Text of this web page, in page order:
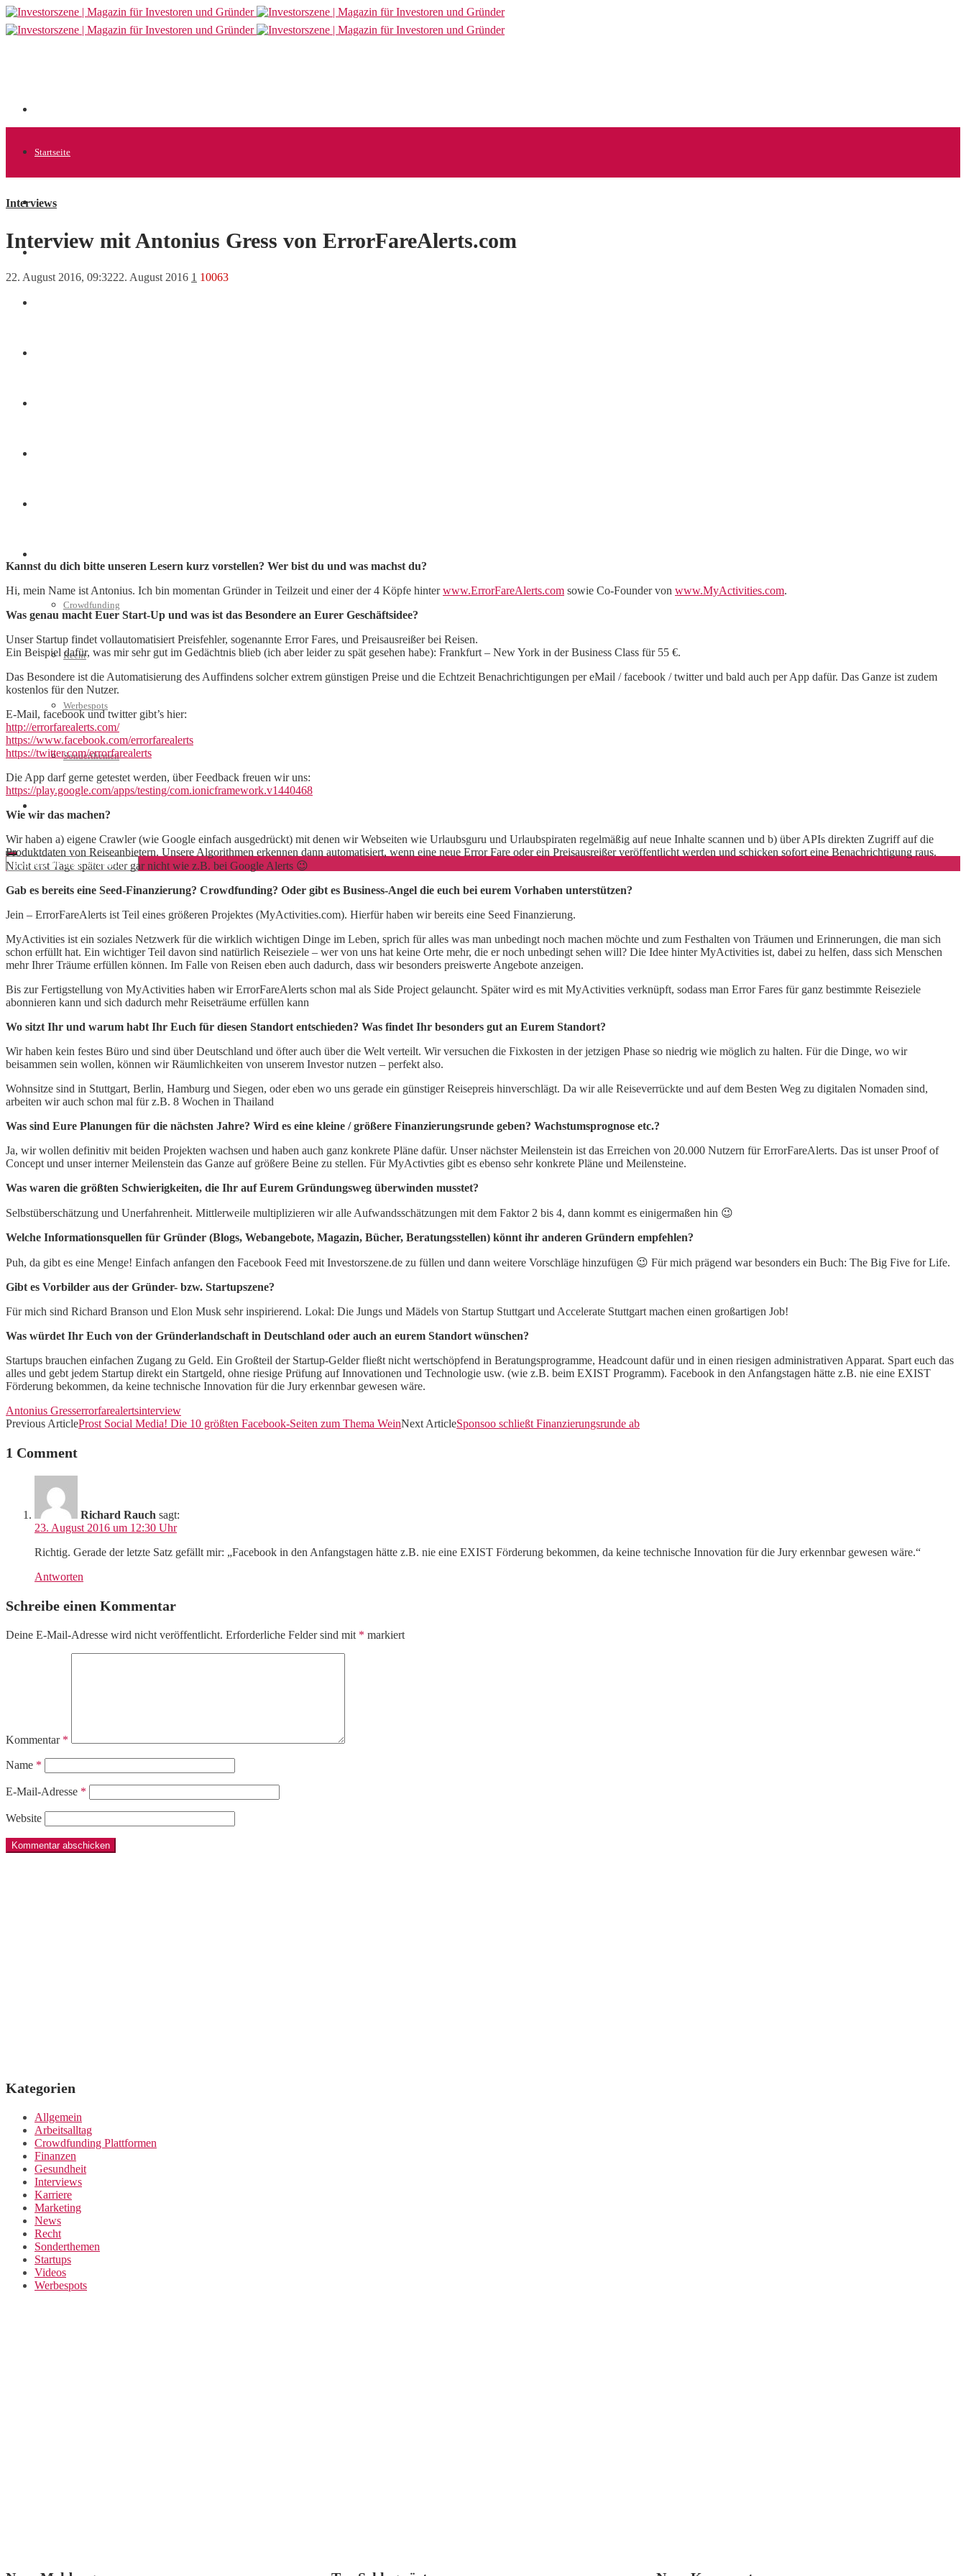
Startseite
Allgemein
Crowdfunding
Recht
Werbespots
Sonderthemen
Interviews
Interview mit Antonius Gress von ErrorFareAlerts.com
22. August 2016, 09:3222. August 2016 1 10063
Kannst du dich bitte unseren Lesern kurz vorstellen? Wer bist du und was machst du?
Hi, mein Name ist Antonius. Ich bin momentan Gründer in Teilzeit und einer der 4 Köpfe hinterwww.ErrorFareAlerts.com sowie Co-Founder von www.MyActivities.com.
Was genau macht Euer Start-Up und was ist das Besondere an Eurer Geschäftsidee?
Unser Startup findet vollautomatisiert Preisfehler, sogenannte Error Fares, und Preisausreißer bei Reisen.
Ein Beispiel dafür, was mir sehr gut im Gedächtnis blieb (ich aber leider zu spät gesehen habe): Frankfurt – New York in der Business Class für 55 €.
Das Besondere ist die Automatisierung des Auffindens solcher extrem günstigen Preise und die Echtzeit Benachrichtigungen per eMail / facebook / twitter und bald auch per App dafür. Das Ganze ist zudem
kostenlos für den Nutzer.
E-Mail, facebook und twitter gibt’s hier:
http://errorfarealerts.com/
https://www.facebook.com/errorfarealerts
https://twitter.com/errorfarealerts
Die App darf gerne getestet werden, über Feedback freuen wir uns:
https://play.google.com/apps/testing/com.ionicframework.v1440468
Wie wir das machen?
Wir haben a) eigene Crawler (wie Google einfach ausgedrückt) mit denen wir Webseiten wie Urlaubsguru und Urlaubspiraten regelmäßig auf neue Inhalte scannen und b) über APIs direkten Zugriff auf die
Produktdaten von Reiseanbietern. Unsere Algorithmen erkennen dann automatisiert, wenn eine neue Error Fare oder ein Preisausreißer veröffentlicht werden und schicken sofort eine Benachrichtigung raus.
Nicht erst Tage später oder gar nicht wie z.B. bei Google Alerts 😉
Gab es bereits eine Seed-Finanzierung? Crowdfunding? Oder gibt es Business-Angel die euch bei eurem Vorhaben unterstützen?
Jein – ErrorFareAlerts ist Teil eines größeren Projektes (MyActivities.com). Hierfür haben wir bereits eine Seed Finanzierung.
MyActivities ist ein soziales Netzwerk für die wirklich wichtigen Dinge im Leben, sprich für alles was man unbedingt noch machen möchte und zum Festhalten von Träumen und Erinnerungen, die man sich
schon erfüllt hat. Ein wichtiger Teil davon sind natürlich Reiseziele – wer von uns hat keine Orte mehr, die er noch unbedingt sehen will? Die Idee hinter MyActivities ist, dabei zu helfen, dass sich Menschen
mehr Ihrer Träume erfüllen können. Im Falle von Reisen eben auch dadurch, dass wir besonders preiswerte Angebote anzeigen.
Bis zur Fertigstellung von MyActivities haben wir ErrorFareAlerts schon mal als Side Project gelauncht. Später wird es mit MyActivities verknüpft, sodass man Error Fares für ganz bestimmte Reiseziele
abonnieren kann und sich dadurch mehr Reiseträume erfüllen kann
Wo sitzt Ihr und warum habt Ihr Euch für diesen Standort entschieden? Was findet Ihr besonders gut an Eurem Standort?
Wir haben kein festes Büro und sind über Deutschland und öfter auch über die Welt verteilt. Wir versuchen die Fixkosten in der jetzigen Phase so niedrig wie möglich zu halten. Für die Dinge, wo wir
beisammen sein wollen, können wir Räumlichkeiten von unserem Investor nutzen – perfekt also.
Wohnsitze sind in Stuttgart, Berlin, Hamburg und Siegen, oder eben wo uns gerade ein günstiger Reisepreis hinverschlägt. Da wir alle Reiseverrückte und auf dem Besten Weg zu digitalen Nomaden sind,
arbeiten wir auch schon mal für z.B. 8 Wochen in Thailand
Was sind Eure Planungen für die nächsten Jahre? Wird es eine kleine / größere Finanzierungsrunde geben? Wachstumsprognose etc.?
Ja, wir wollen definitiv mit beiden Projekten wachsen und haben auch ganz konkrete Pläne dafür. Unser nächster Meilenstein ist das Erreichen von 20.000 Nutzern für ErrorFareAlerts. Das ist unser Proof of
Concept und unser interner Meilenstein das Ganze auf größere Beine zu stellen. Für MyActivties gibt es ebenso sehr konkrete Pläne und Meilensteine.
Was waren die größten Schwierigkeiten, die Ihr auf Eurem Gründungsweg überwinden musstet?
Selbstüberschätzung und Unerfahrenheit. Mittlerweile multiplizieren wir alle Aufwandsschätzungen mit dem Faktor 2 bis 4, dann kommt es einigermaßen hin 😉
Welche Informationsquellen für Gründer (Blogs, Webangebote, Magazin, Bücher, Beratungsstellen) könnt ihr anderen Gründern empfehlen?
Puh, da gibt es eine Menge! Einfach anfangen den Facebook Feed mit Investorszene.de zu füllen und dann weitere Vorschläge hinzufügen 😉 Für mich prägend war besonders ein Buch: The Big Five for Life.
Gibt es Vorbilder aus der Gründer- bzw. Startupszene?
Für mich sind Richard Branson und Elon Musk sehr inspirierend. Lokal: Die Jungs und Mädels von Startup Stuttgart und Accelerate Stuttgart machen einen großartigen Job!
Was würdet Ihr Euch von der Gründerlandschaft in Deutschland oder auch an eurem Standort wünschen?
Startups brauchen einfachen Zugang zu Geld. Ein Großteil der Startup-Gelder fließt nicht wertschöpfend in Beratungsprogramme, Headcount dafür und in einen riesigen administrativen Apparat. Spart euch das
alles und gebt jedem Startup direkt ein Startgeld, ohne riesige Prüfung auf Innovationen und Technologie usw. (wie z.B. beim EXIST Programm). Facebook in den Anfangstagen hätte z.B. nie eine EXIST
Förderung bekommen, da keine technische Innovation für die Jury erkennbar gewesen wäre.
Antonius Gresserrorfarealertsinterview
Previous ArticleProst Social Media! Die 10 größten Facebook-Seiten zum Thema WeinNext ArticleSponsoo schließt Finanzierungsrunde ab
1 Comment
Richard Rauch sagt:
23. August 2016 um 12:30 Uhr
Richtig. Gerade der letzte Satz gefällt mir: „Facebook in den Anfangstagen hätte z.B. nie eine EXIST Förderung bekommen, da keine technische Innovation für die Jury erkennbar gewesen wäre.“
Antworten
Schreibe einen Kommentar
Deine E-Mail-Adresse wird nicht veröffentlicht. Erforderliche Felder sind mit * markiert
Kommentar *
Name *
E-Mail-Adresse *
Website
Kategorien
Allgemein
Arbeitsalltag
Crowdfunding Plattformen
Finanzen
Gesundheit
Interviews
Karriere
Marketing
News
Recht
Sonderthemen
Startups
Videos
Werbespots